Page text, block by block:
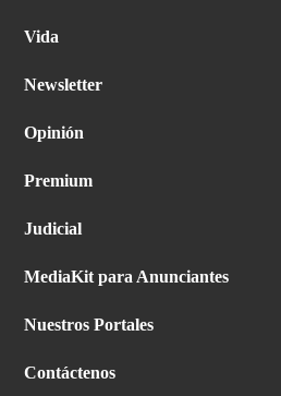
Vida
Newsletter
Opinión
Premium
Judicial
MediaKit para Anunciantes
Nuestros Portales
Contáctenos